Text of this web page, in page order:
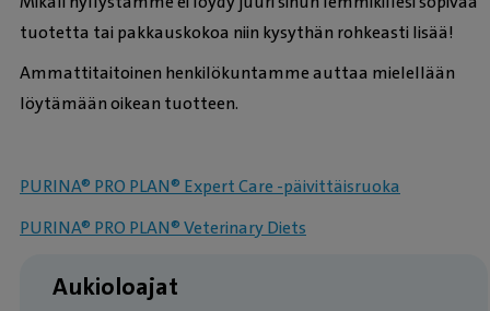
tuotetta tai pakkauskokoa niin kysythän rohkeasti lisää!
Ammattitaitoinen henkilökuntamme auttaa mielellään
löytämään oikean tuotteen.
PURINA® PRO PLAN® Expert Care -päivittäisruoka
PURINA® PRO PLAN® Veterinary Diets
Aukioloajat